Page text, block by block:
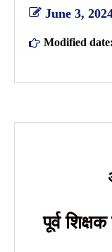
June 3,
Modified date:
पूर्व